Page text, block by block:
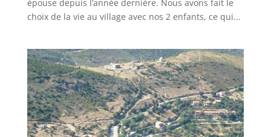
épouse depuis l’année dernière. Nous avons fait le
choix de la vie au village avec nos 2 enfants, ce qui...